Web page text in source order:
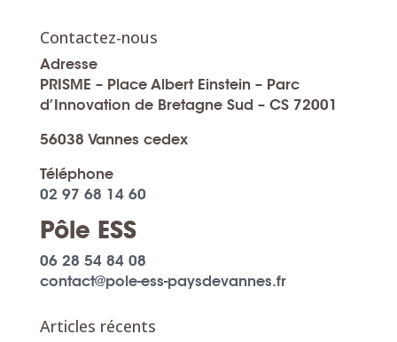
Contactez-nous
Adresse
PRISME – Place Albert Einstein – Parc
d’Innovation de Bretagne Sud – CS 72001
56038 Vannes cedex
Téléphone
02 97 68 14 60
Pôle ESS
06 28 54 84 08
contact@pole-ess-paysdevannes.fr
Articles récents